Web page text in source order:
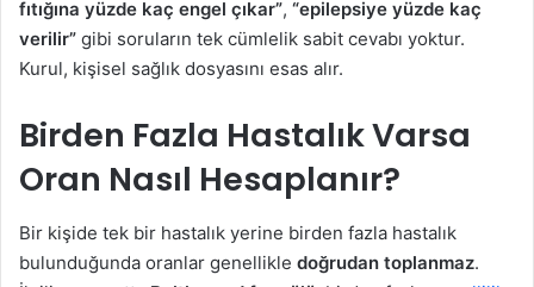
fıtığına yüzde kaç engel çıkar”, “epilepsiye yüzde kaç
verilir” gibi soruların tek cümlelik sabit cevabı yoktur.
Kurul, kişisel sağlık dosyasını esas alır.
Birden Fazla Hastalık Varsa
Oran Nasıl Hesaplanır?
Bir kişide tek bir hastalık yerine birden fazla hastalık
bulunduğunda oranlar genellikle doğrudan toplanmaz.